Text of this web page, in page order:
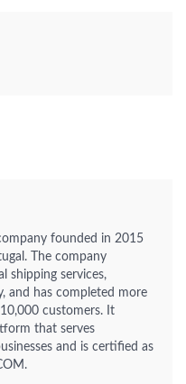
founded in 2015
The company
shipping services,
and has completed more
customers. It
that serves
and is certified as